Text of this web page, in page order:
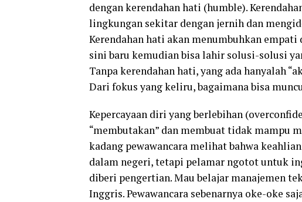
dengan kerendahan hati (humble).
lingkungan sekitar dengan jernih dan
Kerendahan hati akan menumbuhkan
sini baru kemudian bisa lahir solusi-solusi
Tanpa kerendahan hati, yang ada hanyalah
Dari fokus yang keliru, bagaimana bisa
Kepercayaan diri yang berlebihan
“membutakan” dan membuat tidak mampu
kadang pewawancara melihat bahwa
dalam negeri, tetapi pelamar ngotot untuk
diberi pengertian. Mau belajar manajemen
Inggris. Pewawancara sebenarnya oke-oke